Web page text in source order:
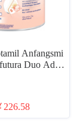
Anfangsmi
Duo Adva
800g 0-
合喂养
226.58